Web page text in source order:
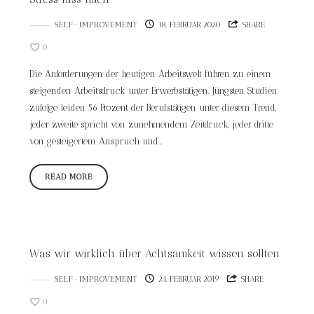
SELF-IMPROVEMENT 18. FEBRUAR 2020 SHARE
0
Die Anforderungen der heutigen Arbeitswelt führen zu einem
steigenden Arbeitsdruck unter Erwerbstätigen. Jüngsten Studien
zufolge leiden 56 Prozent der Berufstätigen unter diesem Trend,
jeder zweite spricht von zunehmendem Zeitdruck, jeder dritte
von gesteigertem Anspruch und…
READ MORE
Was wir wirklich über Achtsamkeit wissen sollten
SELF-IMPROVEMENT 24. FEBRUAR 2019 SHARE
0